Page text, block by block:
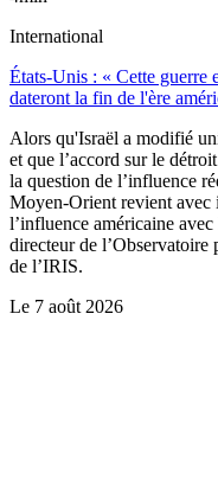
International
États-Unis : « Cette guerre
dateront la fin de l'ère
Alors qu'Israël a modifié
et que l’accord sur le
la question de l’influence
Moyen-Orient revient avec
l’influence américaine
directeur de l’Observatoire
de l’IRIS.
Le 7 août 2026